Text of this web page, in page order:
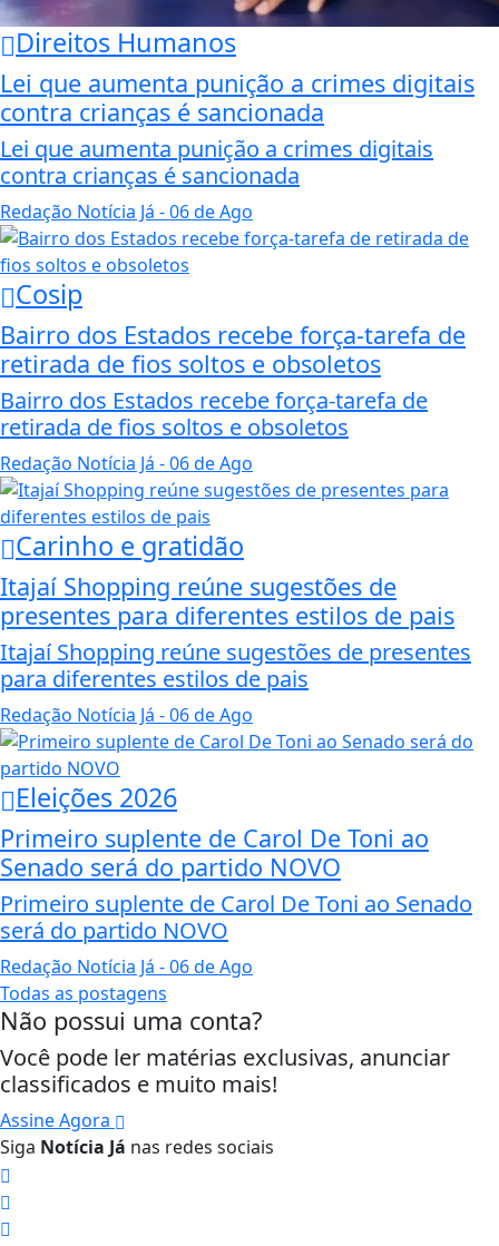
Direitos Humanos
Lei que aumenta punição a crimes digitais
contra crianças é sancionada
Lei que aumenta punição a crimes digitais
contra crianças é sancionada
Redação Notícia Já - 06 de Ago
Cosip
Bairro dos Estados recebe força-tarefa de
retirada de fios soltos e obsoletos
Bairro dos Estados recebe força-tarefa de
retirada de fios soltos e obsoletos
Redação Notícia Já - 06 de Ago
Carinho e gratidão
Itajaí Shopping reúne sugestões de
presentes para diferentes estilos de pais
Itajaí Shopping reúne sugestões de presentes
para diferentes estilos de pais
Redação Notícia Já - 06 de Ago
Eleições 2026
Primeiro suplente de Carol De Toni ao
Senado será do partido NOVO
Primeiro suplente de Carol De Toni ao Senado
será do partido NOVO
Redação Notícia Já - 06 de Ago
Todas as postagens
Não possui uma conta?
Você pode ler matérias exclusivas, anunciar
classificados e muito mais!
Assine Agora
Siga Notícia Já nas redes sociais